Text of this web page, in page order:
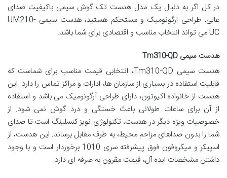
در کل اگر به دنبال یک مدل هدست تک گوش سیمی باکیفیت صدای
عالی، طراحی ارگونومیک و مستحکم هستید، هدست سیمی UM210-
UC می تواند انتخاب مناسب و اقتصادی برای شما باشد.
هدست سیمی Tm310-QD
هدست سیمی Tm310-QD، انتخابی قیمت مناسب برای شماست که
قابلیت استفاده در بسیاری از سازمان ها، ادارات و مراکز تماس را دارد. این
هدست از خانواده اکیوتون، دارای طراحی آرگونومیک می باشد و استفاده
از آن برای ساعات طولانی باعث خستگی و درد گوش نمی شود. از
خصوصیات ویژه دیگر در هدست، تکنولوژی نویز کنسلینگ است تا صدای
شما را بدون صداهای مزاحم محیط، به طرف مقابل برساند. این هدست، از
اسپیکر و میکروفون فوق پیشرفته سری 1010 برخوردار است و با وجود
داشتن مشخصات ایده آل، قیمت مقرون به صرفه ای دارد.